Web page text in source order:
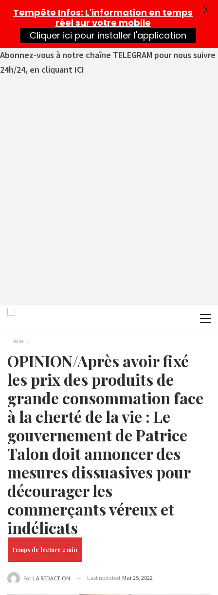
Abonnez-vous à notre chaîne TELEGRAM pour nous suivre
24h/24, en cliquant ICI
Home
OPINION/Après avoir fixé
les prix des produits de
grande consommation face
à la cherté de la vie : Le
gouvernement de Patrice
Talon doit annoncer des
mesures dissuasives pour
décourager les
commerçants véreux et
indélicats
Par LA REDACTION Last updated Mar 25, 2022
Tempête Infos: L'information en temps
réel sur votre mobile
Cliquer ici pour installer l'application
X